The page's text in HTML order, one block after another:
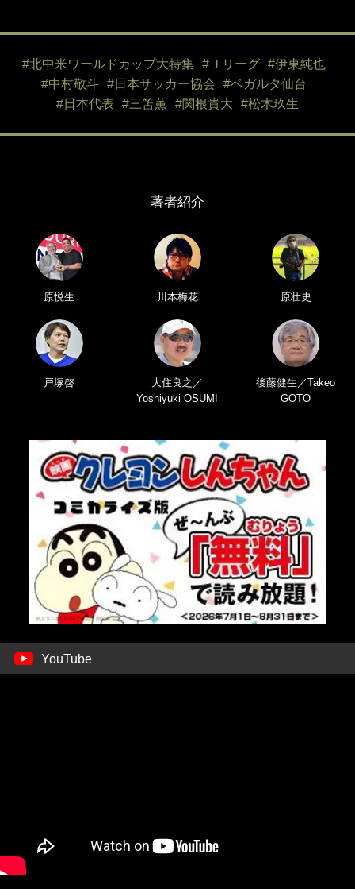
#北中米ワールドカップ大特集 #Ｊリーグ
#伊東純也
#中村敬斗
#日本サッカー協会
#ベガルタ仙台
#日本代表
#三笘薫 #関根貴大 #松木玖生
著者紹介
原悦生 川本梅花 原壮史
戸塚啓
大住良之／
Yoshiyuki OSUMI
後藤健生／Takeo
GOTO
YouTube